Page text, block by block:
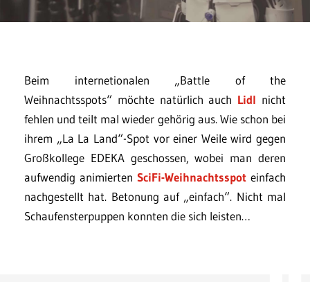
Beim internetionalen „Battle of the
Weihnachtsspots“ möchte natürlich auch Lidl nicht
fehlen und teilt mal wieder gehörig aus. Wie schon bei
ihrem „La La Land“-Spot vor einer Weile wird gegen
Großkollege EDEKA geschossen, wobei man deren
aufwendig animierten SciFi-Weihnachtsspot einfach
nachgestellt hat. Betonung auf „einfach“. Nicht mal
Schaufensterpuppen konnten die sich leisten…